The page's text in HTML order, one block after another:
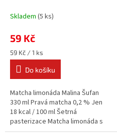
Skladem (5 ks)
59 Kč
Měrná
cena:
59 Kč / 1 ks
Do košíku
Matcha limonáda Malina Šufan
330 ml Pravá matcha 0,2 % Jen
18 kcal / 100 ml Šetrná
pasterizace Matcha limonáda s
malinou spojuje jemně